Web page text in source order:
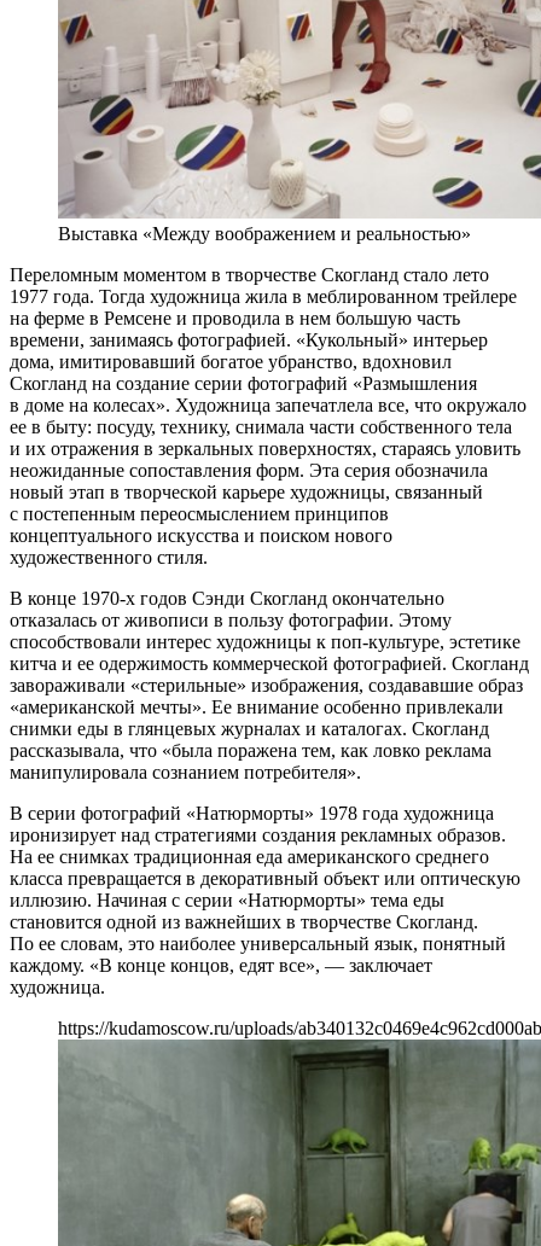
Выставка «Между воображением и реальностью»
Переломным моментом в творчестве Скогланд стало лето
1977 года. Тогда художница жила в меблированном трейлере
на ферме в Ремсене и проводила в нем большую часть
времени, занимаясь фотографией. «Кукольный» интерьер
дома, имитировавший богатое убранство, вдохновил
Скогланд на создание серии фотографий «Размышления
в доме на колесах». Художница запечатлела все, что окружало
ее в быту: посуду, технику, снимала части собственного тела
и их отражения в зеркальных поверхностях, стараясь уловить
неожиданные сопоставления форм. Эта серия обозначила
новый этап в творческой карьере художницы, связанный
с постепенным переосмыслением принципов
концептуального искусства и поиском нового
художественного стиля.
В конце 1970-х годов Сэнди Скогланд окончательно
отказалась от живописи в пользу фотографии. Этому
способствовали интерес художницы к поп-культуре, эстетике
китча и ее одержимость коммерческой фотографией. Скогланд
завораживали «стерильные» изображения, создававшие образ
«американской мечты». Ее внимание особенно привлекали
снимки еды в глянцевых журналах и каталогах. Скогланд
рассказывала, что «была поражена тем, как ловко реклама
манипулировала сознанием потребителя».
В серии фотографий «Натюрморты» 1978 года художница
иронизирует над стратегиями создания рекламных образов.
На ее снимках традиционная еда американского среднего
класса превращается в декоративный объект или оптическую
иллюзию. Начиная с серии «Натюрморты» тема еды
становится одной из важнейших в творчестве Скогланд.
По ее словам, это наиболее универсальный язык, понятный
каждому. «В конце концов, едят все», — заключает
художница.
https://kudamoscow.ru/uploads/